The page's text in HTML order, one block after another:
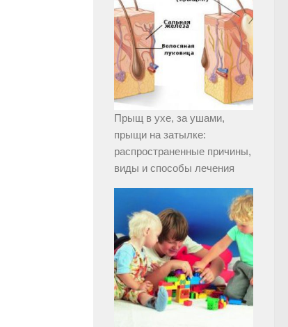
Прыщ в ухе, за ушами,
прыщи на затылке:
распространенные причины,
виды и способы лечения